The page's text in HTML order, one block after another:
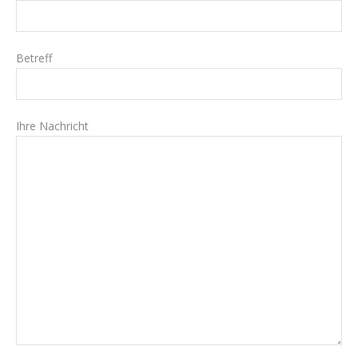
Betreff
Ihre Nachricht